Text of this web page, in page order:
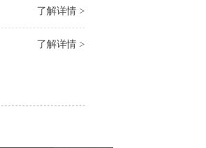
了解详情 >
了解详情 >